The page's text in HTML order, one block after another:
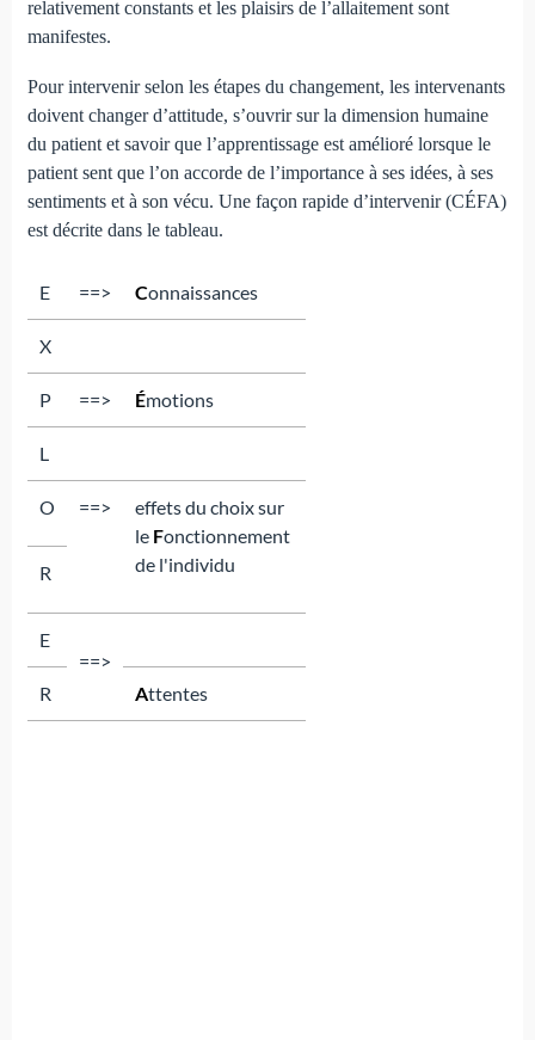
relativement constants et les plaisirs de l’allaitement sont
manifestes.
Pour intervenir selon les étapes du changement, les intervenants
doivent changer d’attitude, s’ouvrir sur la dimension humaine
du patient et savoir que l’apprentissage est amélioré lorsque le
patient sent que l’on accorde de l’importance à ses idées, à ses
sentiments et à son vécu. Une façon rapide d’intervenir (CÉFA)
est décrite dans le tableau.
E ==> Connaissances
X
P ==> Émotions
L
O ==>
effets du choix sur
le Fonctionnement
de l'individu
R
E
==>
R
Attentes